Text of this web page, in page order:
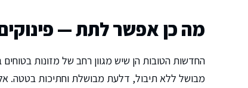
מה כן אפשר לתת —
החדשות הטובות הן שיש מגוון רחב של מזונות
מבושל ללא תיבול, דלעת מבושלת וחתיכות בטטה.